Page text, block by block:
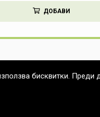
ДОБАВИ
бисквитки.